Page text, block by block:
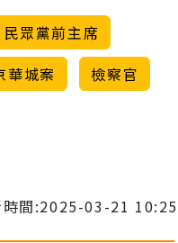
民眾黨前主席
華城案
檢察官
時間:2025-03-21 10:25